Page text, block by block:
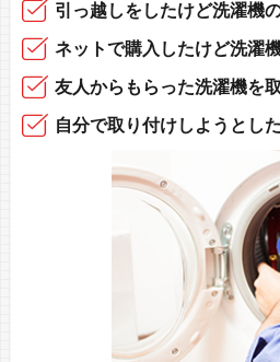
引っ越しをしたけど洗濯機
ネットで購入 したけど洗濯
友人からもらった洗濯機を
自分で取り付けしようとし